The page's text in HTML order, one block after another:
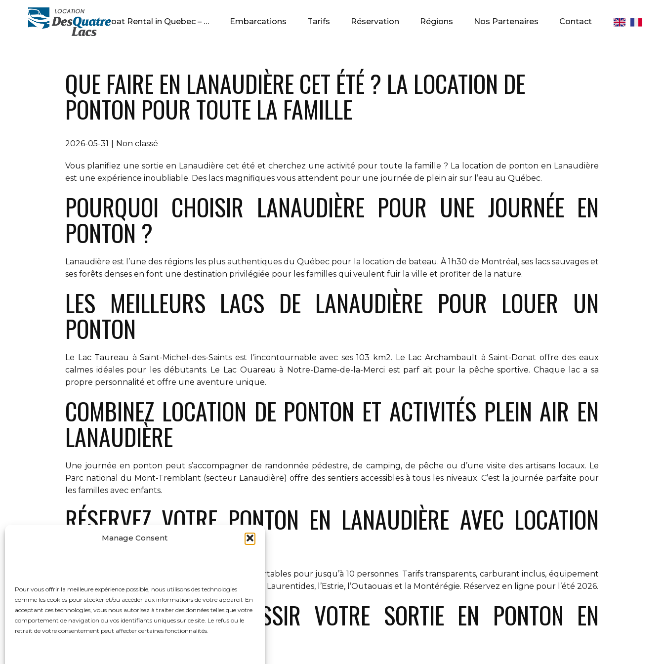
Manage Consent
Pour vous offrir la meilleure expérience possible, nous utilisons des technologies
comme les cookies pour stocker et/ou accéder aux informations de votre appareil. En
acceptant ces technologies, vous nous autorisez à traiter des données telles que votre
comportement de navigation ou vos identifiants uniques sur ce site. Le refus ou le
retrait de votre consentement peut affecter certaines fonctionnalités.
Pontoon Boat Rental in Quebec – … Embarcations Tarifs Réservation Régions Nos Partenaires Contact
QUE FAIRE EN LANAUDIÈRE CET ÉTÉ ? LA LOCATION DE
PONTON POUR TOUTE LA FAMILLE
2026-05-31 Non classé
Vous planifiez une sortie en Lanaudière cet été et cherchez une activité pour toute la famille ? La location de ponton en Lanaudière
est une expérience inoubliable. Des lacs magnifiques vous attendent pour une journée de plein air sur l’eau au Québec.
POURQUOI CHOISIR LANAUDIÈRE POUR UNE JOURNÉE EN
PONTON ?
Lanaudière est l’une des régions les plus authentiques du Québec pour la location de bateau. À 1h30 de Montréal, ses lacs sauvages et
ses forêts denses en font une destination privilégiée pour les familles qui veulent fuir la ville et profiter de la nature.
LES MEILLEURS LACS DE LANAUDIÈRE POUR LOUER UN
PONTON
Le Lac Taureau à Saint-Michel-des-Saints est l’incontournable avec ses 103 km2. Le Lac Archambault à Saint-Donat offre des eaux
calmes idéales pour les débutants. Le Lac Ouareau à Notre-Dame-de-la-Merci est parf ait pour la pêche sportive. Chaque lac a sa
propre personnalité et offre une aventure unique.
COMBINEZ LOCATION DE PONTON ET ACTIVITÉS PLEIN AIR EN
LANAUDIÈRE
Une journée en ponton peut s’accompagner de randonnée pédestre, de camping, de pêche ou d’une visite des artisans locaux. Le
Parc national du Mont-Tremblant (secteur Lanaudière) offre des sentiers accessibles à tous les niveaux. C’est la journée parfaite pour
les familles avec enfants.
RÉSERVEZ VOTRE PONTON EN LANAUDIÈRE AVEC LOCATION
DES QUATRE LACS
Location des Quatre Lacs offre des pontons confortables pour jusqu’à 10 personnes. Tarifs transparents, carburant inclus, équipement
de sécurité fourni. Nous desservons également les Laurentides, l’Estrie, l’Outaouais et la Montérégie. Réservez en ligne pour l’été 2026.
CONSEILS POUR RÉUSSIR VOTRE SORTIE EN PONTON EN
LANAUDIÈRE